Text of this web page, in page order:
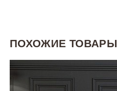
ПОХОЖИЕ ТОВАРЫ